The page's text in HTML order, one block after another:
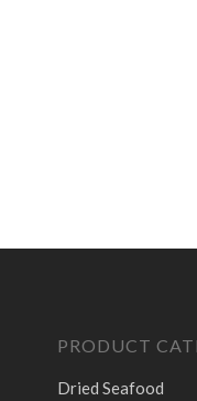
PRODUCT
Dried Seafood